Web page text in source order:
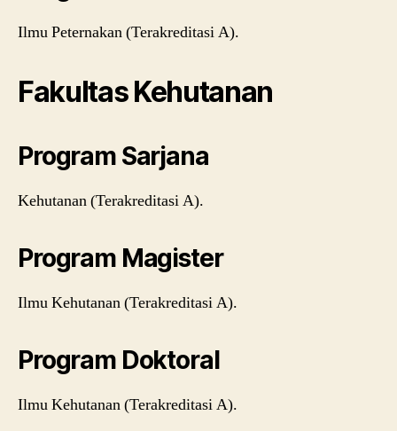
Ilmu Peternakan (Terakreditasi A).
Fakultas Kehutanan
Program Sarjana
Kehutanan (Terakreditasi A).
Program Magister
Ilmu Kehutanan (Terakreditasi A).
Program Doktoral
Ilmu Kehutanan (Terakreditasi A).